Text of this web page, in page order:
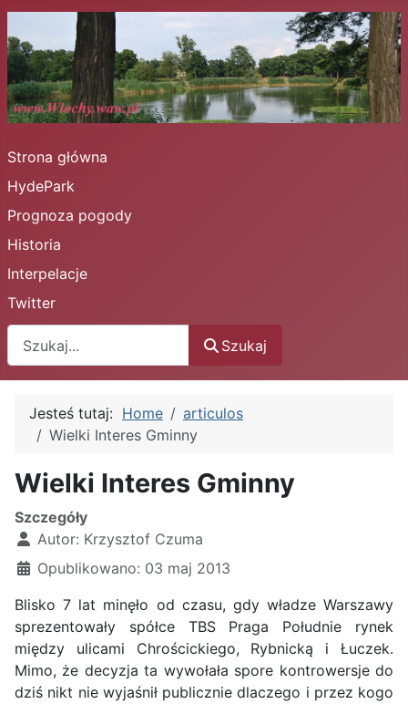
Strona główna
HydePark
Prognoza pogody
Historia
Interpelacje
Twitter
Szukaj
Jesteś tutaj: Home
articulos
Wielki Interes Gminny
Wielki Interes Gminny
Szczegóły
Autor: Krzysztof Czuma
Opublikowano: 03 maj 2013
Blisko 7 lat minęło od czasu, gdy władze Warszawy
sprezentowały spółce TBS Praga Południe rynek
między ulicami Chrościckiego, Rybnicką i Łuczek.
Mimo, że decyzja ta wywołała spore kontrowersje do
dziś nikt nie wyjaśnił publicznie dlaczego i przez kogo